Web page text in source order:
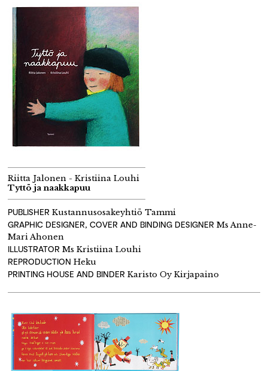
Riitta Jalonen - Kristiina Louhi
Tyttö ja naakkapuu
PUBLISHER Kustannusosakeyhtiö Tammi
GRAPHIC DESIGNER, COVER AND BINDING DESIGNER Ms Anne-
Mari Ahonen
ILLUSTRATOR Ms Kristiina Louhi
REPRODUCTION Heku
PRINTING HOUSE AND BINDER Karisto Oy Kirjapaino